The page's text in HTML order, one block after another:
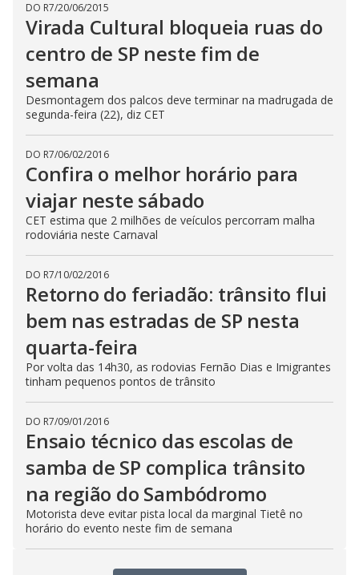
DO R7/20/06/2015
Virada Cultural bloqueia ruas do
centro de SP neste fim de
semana
Desmontagem dos palcos deve terminar na madrugada de
segunda-feira (22), diz CET
DO R7/06/02/2016
Confira o melhor horário para
viajar neste sábado
CET estima que 2 milhões de veículos percorram malha
rodoviária neste Carnaval
DO R7/10/02/2016
Retorno do feriadão: trânsito flui
bem nas estradas de SP nesta
quarta-feira
Por volta das 14h30, as rodovias Fernão Dias e Imigrantes
tinham pequenos pontos de trânsito
DO R7/09/01/2016
Ensaio técnico das escolas de
samba de SP complica trânsito
na região do Sambódromo
Motorista deve evitar pista local da marginal Tietê no
horário do evento neste fim de semana